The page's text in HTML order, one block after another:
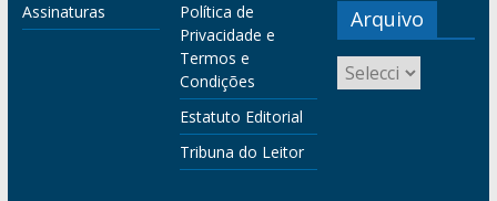
Assinaturas
Política de
Privacidade e
Termos e
Condições
Estatuto Editorial
Tribuna do Leitor
Arquivo